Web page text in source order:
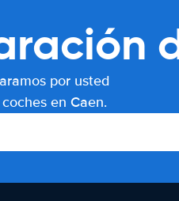
por usted
en Caen.